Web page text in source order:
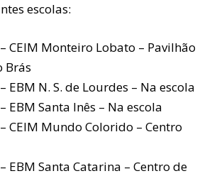
escolas:
CEIM Monteiro Lobato – Pavilhão
Brás
EBM N. S. de Lourdes – Na escola
EBM Santa Inês – Na escola
CEIM Mundo Colorido – Centro
EBM Santa Catarina – Centro de